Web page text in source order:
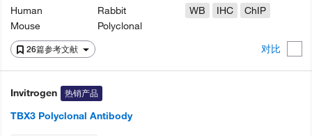
26篇参考文献 对比
Human
Mouse
Rabbit
Polyclonal
WB
IHC ChIP
Invitrogen 热销产品
TBX3 Polyclonal Antibody